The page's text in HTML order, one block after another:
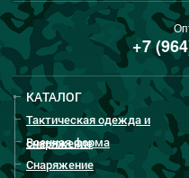
+7
КАТАЛОГ
Тактическая одежда и
снаряжение
Военная форма
Снаряжение